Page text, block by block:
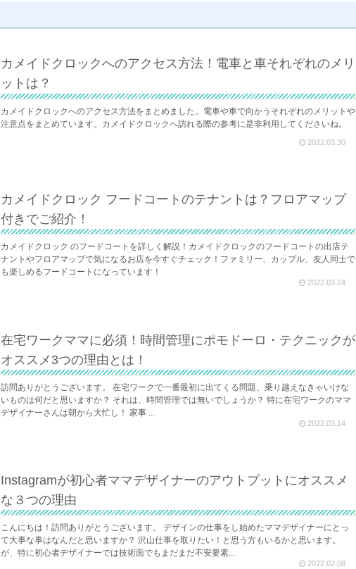
カメイドクロックへのアクセス方法！電車と車それぞれのメリ
ットは？
カメイドクロックへのアクセス方法をまとめました。電車や車で向かうそれぞれのメリットや
注意点をまとめています。カメイドクロックへ訪れる際の参考に是非利用してくださいね。
2022.03.30
カメイドクロック フードコートのテナントは？フロアマップ
付きでご紹介！
カメイドクロック のフードコートを詳しく解説！カメイドクロックのフードコートの出店テ
ナントやフロアマップで気になるお店を今すぐチェック！ファミリー、カップル、友人同士で
も楽しめるフードコートになっています！
2022.03.24
在宅ワークママに必須！時間管理にポモドーロ・テクニックが
オススメ3つの理由とは！
訪問ありがとうございます。 在宅ワークで一番最初に出てくる問題、乗り越えなきゃいけな
いものは何だと思いますか？ それは、時間管理では無いでしょうか？ 特に在宅ワークのママ
デザイナーさんは朝から大忙し！ 家事 ...
2022.03.14
Instagramが初心者ママデザイナーのアウトプットにオススメ
な３つの理由
こんにちは！訪問ありがとうございます。 デザインの仕事をし始めたママデザイナーにとっ
て大事な事はなんだと思いますか？ 沢山仕事を取りたい！と思う方もいるかと思います。
が、特に初心者デザイナーでは技術面でもまだまだ不安要素...
2022.02.08